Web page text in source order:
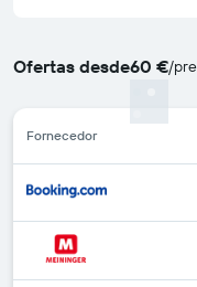
Ofertas desde60 €/
Fornecedor